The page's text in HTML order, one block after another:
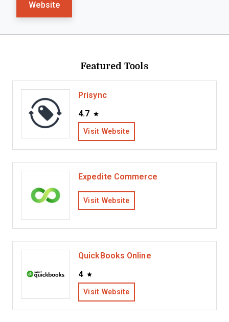
Website
Featured Tools
Prisync
4.7
Visit Website
Expedite Commerce
Visit Website
QuickBooks Online
4
Visit Website